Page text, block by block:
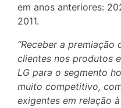
em anos anteriores:
2011.
“Receber a
clientes nos produtos
LG para o segmento
muito competitivo,
exigentes em relação